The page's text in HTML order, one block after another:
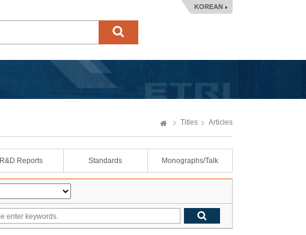
KOREAN
Titles Articles
R&D Reports Standards Monographs/Talk